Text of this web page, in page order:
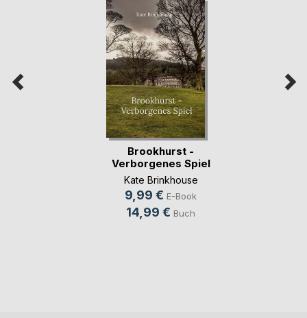
Brookhurst -
Verborgenes Spiel
Kate Brinkhouse
9,99 € E-Book
14,99 € Buch